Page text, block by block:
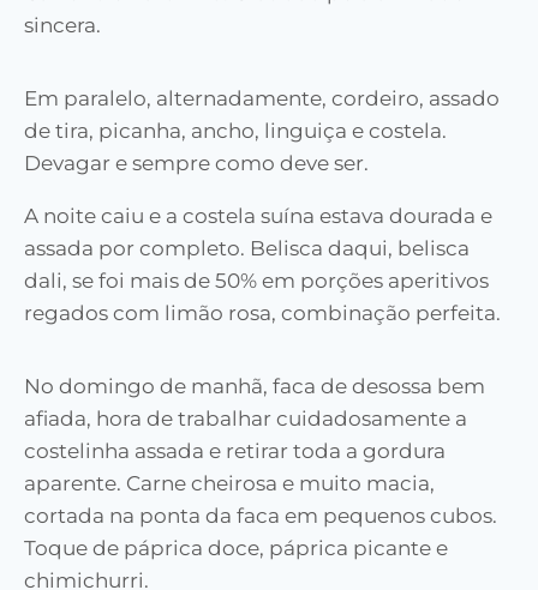
sincera.
Em paralelo, alternadamente, cordeiro, assado
de tira, picanha, ancho, linguiça e costela.
Devagar e sempre como deve ser.
A noite caiu e a costela suína estava dourada e
assada por completo. Belisca daqui, belisca
dali, se foi mais de 50% em porções aperitivos
regados com limão rosa, combinação perfeita.
No domingo de manhã, faca de desossa bem
afiada, hora de trabalhar cuidadosamente a
costelinha assada e retirar toda a gordura
aparente. Carne cheirosa e muito macia,
cortada na ponta da faca em pequenos cubos.
Toque de páprica doce, páprica picante e
chimichurri.